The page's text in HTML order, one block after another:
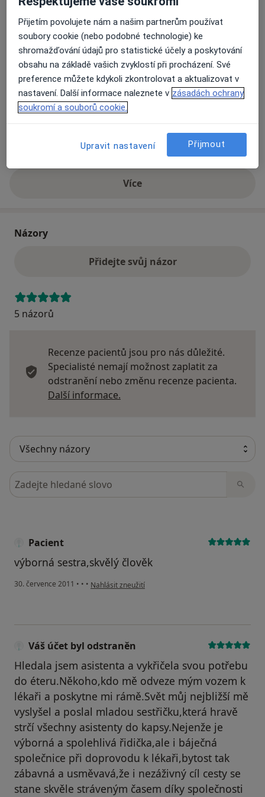
Přiblížit mapuse otevře v nové záložce
Dostupnost
Na této adrese online kalendář není aktivní
Co mám v takové situaci udělat?
Na teto adrese lékař přijímá pacienty na pojišťovnu
Víceo adrese
Názory
Přidejte svůj názor
5 názorů
Recenze pacientů jsou pro nás důležité.
Specialisté nemají možnost zaplatit za
odstranění nebo změnu recenze pacienta.
Další informace.
Hledejte v názorech
Pacient
výborná sestra,skvělý člověk
30. července 2011 • • • podle názoru uživatele Pacient
Nahlásit zneužití
Váš účet byl odstraněn
Hledala jsem asistenta a vykřičela svou potřebu
do éteru.Někoho,kdo mě odveze mým vozem k
lékaři a poskytne mi rámě.Svět můj nejbližší mě
vyslyšel a poslal mladou sestřičku,která hravě
strčí všechny asistenty do kapsy.Nejenže je
výborná a spolehlivá řidička,ale i báječná
společnice při doprovodu k lékaři,bytost tak
zábavná a usměvavá,že i nezáživný cíl cesty se
stane skvěle stráveným časem díky společnosti
Přijetím povolujete nám a našim partnerům používat
soubory cookie (nebo podobné technologie) ke
shromažďování údajů pro statistické účely a poskytování
obsahu na základě vašich zvyklostí při procházení. Své
preference můžete kdykoli zkontrolovat a aktualizovat v
nastavení. Další informace naleznete v zásadách ochrany
soukromí a souborů cookie.
Upravit nastavení Přijmout